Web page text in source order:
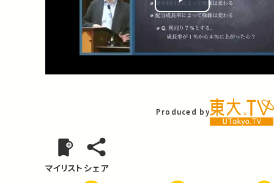
Play
Video
Produced by
マイリスト シェア